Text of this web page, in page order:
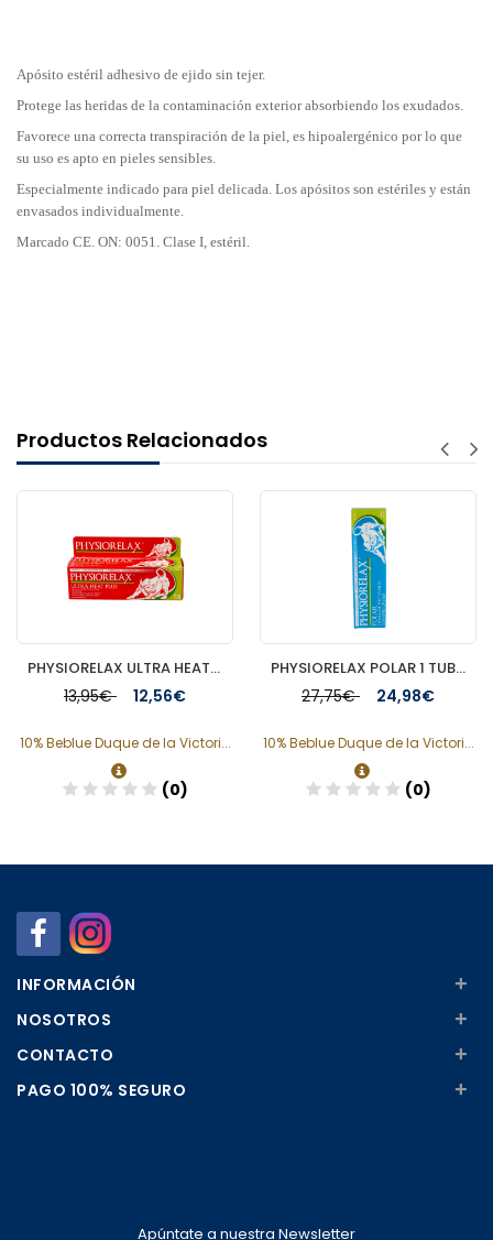
Apósito estéril adhesivo de ejido sin tejer.
Protege las heridas de la contaminación exterior absorbiendo los exudados.
Favorece una correcta transpiración de la piel, es hipoalergénico por lo que
su uso es apto en pieles sensibles.
Especialmente indicado para piel delicada. Los apósitos son estériles y están
envasados individualmente.
Marcado CE. ON: 0051. Clase I, estéril.
Productos Relacionados
PHYSIORELAX ULTRA HEAT MASAJE DEPORTIVO 75 ML
13,95€ 12,56€
10% Beblue Duque de la Victori...
(0)
PHYSIORELAX POLAR 1 TUBO 250 ML
27,75€ 24,98€
10% Beblue Duque de la Victori...
(0)
INFORMACIÓN +
NOSOTROS +
CONTACTO +
PAGO 100% SEGURO +
Apúntate a nuestra Newsletter